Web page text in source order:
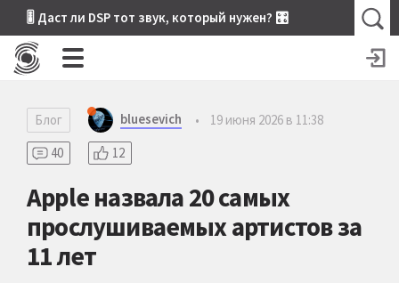
🎚 Даст ли DSP тот звук, который нужен? 🎛
Блог bluesevich •
19 июня 2026 в 11:38
40
12
Apple назвала 20 самых
прослушиваемых артистов за
11 лет